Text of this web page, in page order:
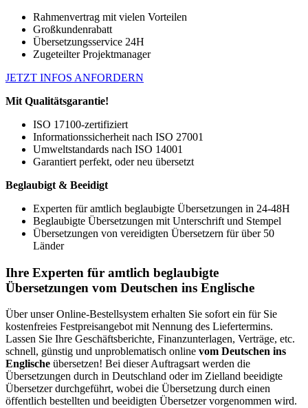
Rahmenvertrag mit vielen Vorteilen
Großkundenrabatt
Übersetzungsservice 24H
Zugeteilter Projektmanager
JETZT INFOS ANFORDERN
Mit Qualitätsgarantie!
ISO 17100-zertifiziert
Informationssicherheit nach ISO 27001
Umweltstandards nach ISO 14001
Garantiert perfekt, oder neu übersetzt
Beglaubigt & Beeidigt
Experten für amtlich beglaubigte Übersetzungen in 24-48H
Beglaubigte Übersetzungen mit Unterschrift und Stempel
Übersetzungen von vereidigten Übersetzern für über 50
Länder
Ihre Experten für amtlich beglaubigte
Übersetzungen vom Deutschen ins Englische
Über unser Online-Bestellsystem erhalten Sie sofort ein für Sie
kostenfreies Festpreisangebot mit Nennung des Liefertermins.
Lassen Sie Ihre Geschäftsberichte, Finanzunterlagen, Verträge, etc.
schnell, günstig und unproblematisch online vom Deutschen ins
Englische übersetzen! Bei dieser Auftragsart werden die
Übersetzungen durch in Deutschland oder im Zielland beeidigte
Übersetzer durchgeführt, wobei die Übersetzung durch einen
öffentlich bestellten und beeidigten Übersetzer vorgenommen wird.